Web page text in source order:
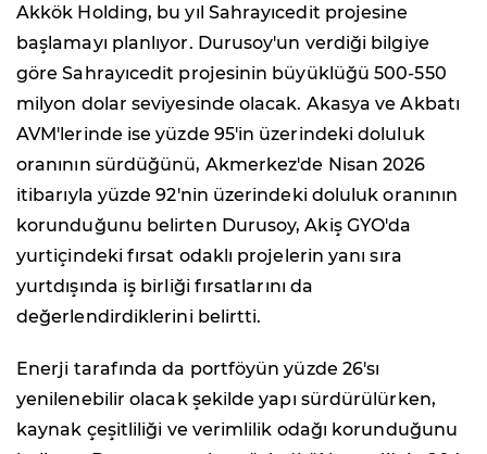
Akkök Holding, bu yıl Sahrayıcedit projesine
başlamayı planlıyor. Durusoy'un verdiği bilgiye
göre Sahrayıcedit projesinin büyüklüğü 500-550
milyon dolar seviyesinde olacak. Akasya ve Akbatı
AVM'lerinde ise yüzde 95'in üzerindeki doluluk
oranının sürdüğünü, Akmerkez'de Nisan 2026
itibarıyla yüzde 92'nin üzerindeki doluluk oranının
korunduğunu belirten Durusoy, Akiş GYO'da
yurtiçindeki fırsat odaklı projelerin yanı sıra
yurtdışında iş birliği fırsatlarını da
değerlendirdiklerini belirtti.
Enerji tarafında da portföyün yüzde 26'sı
yenilenebilir olacak şekilde yapı sürdürülürken,
kaynak çeşitliliği ve verimlilik odağı korunduğunu